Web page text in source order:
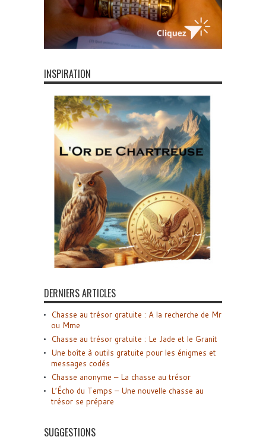
INSPIRATION
DERNIERS ARTICLES
Chasse au trésor gratuite : A la recherche de Mr
ou Mme
Chasse au trésor gratuite : Le Jade et le Granit
Une boîte à outils gratuite pour les énigmes et
messages codés
Chasse anonyme – La chasse au trésor
L’Écho du Temps – Une nouvelle chasse au
trésor se prépare
SUGGESTIONS